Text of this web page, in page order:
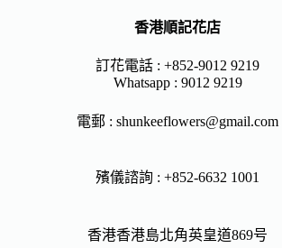
香港順記花店
訂花電話 : +852-9012 9219
Whatsapp : 9012 9219
電郵 :shunkeeflowers@gmail.com
殯儀諮詢 : +852-6632 1001
香港香港島北角英皇道869号